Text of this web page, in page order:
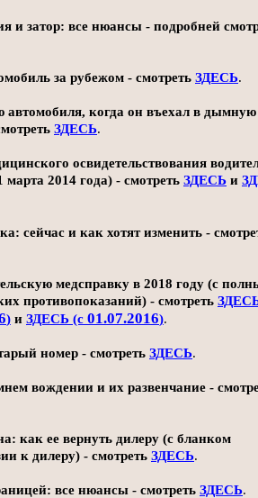
и затор: все нюансы - подробней
за рубежом - смотреть ЗДЕСЬ.
автомобиля, когда он въехал в дымную
ЗДЕСЬ.
освидетельствования
марта 2014 года) - смотреть ЗДЕСЬ и
сейчас и как хотят изменить -
медсправку в 2018 году (с
противопоказаний) - смотреть
) и ЗДЕСЬ (с 01.07.2016).
номер - смотреть ЗДЕСЬ.
вождении и их развенчание -
как ее вернуть дилеру (с бланком
к дилеру) - смотреть ЗДЕСЬ.
все нюансы - смотреть ЗДЕСЬ.